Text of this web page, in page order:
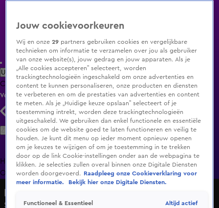
Uitzending Gemist Populaire programma's Zenders Genres
ClipsFilmsRadioSmart TV inlogShop
Volg KIJK
Zoeken
HomeUitzending Gemist Programma's De Bondgenoten
OranjezomerLivestreamsShop
Seizoen 7, aflevering 147
Jouw cookievoorkeuren
Wij en onze29 partners gebruiken cookies en vergelijkbare
technieken om informatie te verzamelen over jou als gebruiker
van onze website(s), jouw gedrag en jouw apparaten. Als je
„Alle cookies accepteren” selecteert, worden
trackingtechnologieën ingeschakeld om onze advertenties en
content te kunnen personaliseren, onze producten en diensten
te verbeteren en om de prestaties van advertenties en content
te meten. Als je „Huidige keuze opslaan” selecteert of je
toestemming intrekt, worden deze trackingtechnologieën
uitgeschakeld. We gebruiken dan enkel functionele en essentiële
cookies om de website goed te laten functioneren en veilig te
houden. Je kunt dit menu op ieder moment opnieuw openen
om je keuzes te wijzigen of om je toestemming in te trekken
door op de link Cookie-instellingen onder aan de webpagina te
klikken. Je selecties zullen overal binnen onze Digitale Diensten
worden doorgevoerd.
Raadpleeg onze Cookieverklaring voor
meer informatie.
Bekijk hier onze Digitale Diensten.
Functioneel & Essentieel Altijd actief